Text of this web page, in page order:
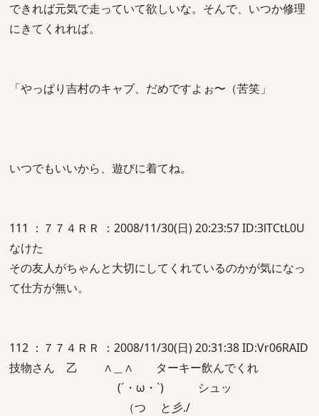
できれば元気で走っていて欲しいな。そんで、いつか修理
にきてくれれば。
「やっぱり吉村のキャブ、だめですよぉ〜（苦笑」
いつでもいいから、遊びに着てね。
111 ：７７４ＲＲ ：2008/11/30(日) 20:23:57 ID:3lTCtL0U
なけた
その友人がちゃんと大切にしてくれているのかが気になっ
て仕方が無い。
112 ：７７４ＲＲ ：2008/11/30(日) 20:31:38 ID:Vr06RAID
技物さん 乙 ∧＿∧ ターキー飲んでくれ
(´・ω・`) シュッ
（つ と彡./